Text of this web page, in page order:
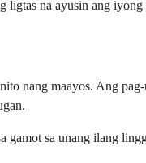
na ayusin ang iyong
nang maayos. Ang
gamot sa unang ilang